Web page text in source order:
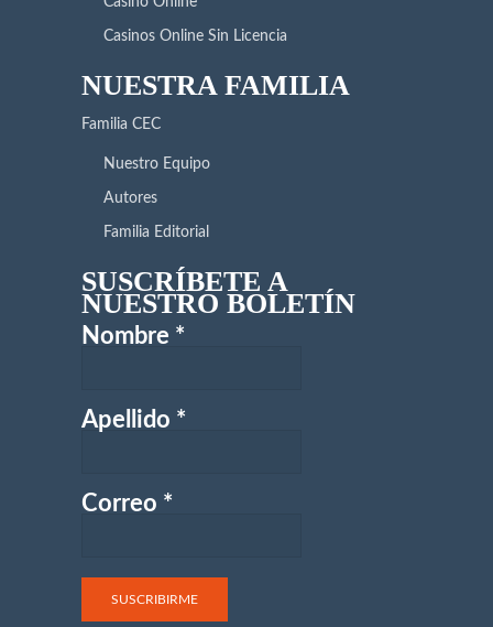
Casinos Online Sin Licencia
NUESTRA FAMILIA
Familia CEC
Nuestro Equipo
Autores
Familia Editorial
SUSCRÍBETE A
NUESTRO BOLETÍN
Nombre *
Apellido *
Correo *